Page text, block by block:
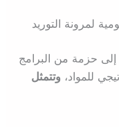
لمرونة التوريد
حزمة من البرامج
للمواد، وتتمثل